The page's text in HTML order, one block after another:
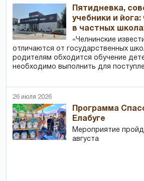
Пятидневка,
учебники и йога:
в частных
«Челнинские
отличаются от государственных
родителям обходится обучение
необходимо выполнить для
26 июля 2026
Программа
Елабуге
Мероприятие
августа